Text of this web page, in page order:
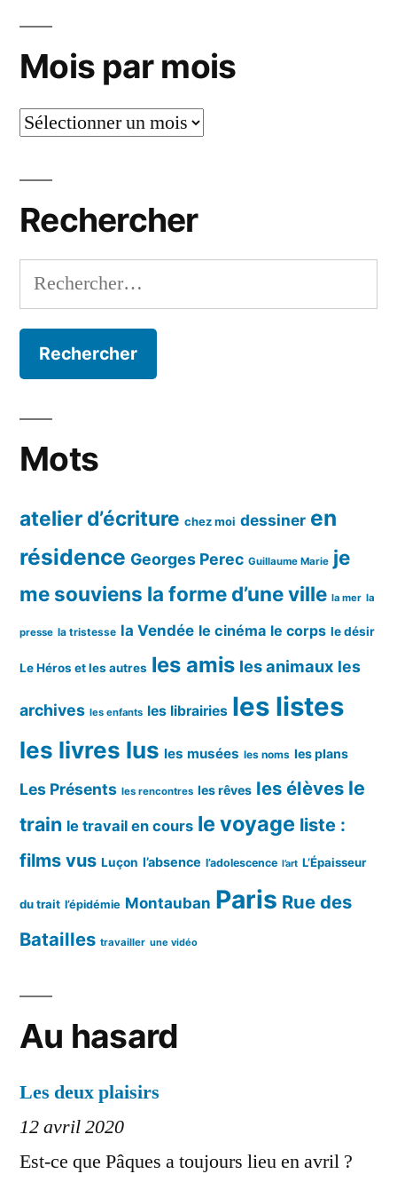
2026
des
publications
Mois par mois
Mois
Rechercher
Rechercher :
Mots
atelier d’écriture chez moi dessiner en
résidence Georges Perec Guillaume Marie je
me souviens la forme d’une ville la mer la
presse la tristesse la Vendée le cinéma le corps le désir
Le Héros et les autres les amis les animaux les
archives les enfants les librairies les listes
les livres lus les musées les noms les plans
Les Présents les rencontres les rêves les élèves le
train le travail en cours le voyage liste :
films vus Luçon l’absence l’adolescence l’art L’Épaisseur
du trait l’épidémie Montauban Paris Rue des
Batailles travailler une vidéo
Au hasard
Les deux plaisirs
12 avril 2020
Est-ce que Pâques a toujours lieu en avril ?